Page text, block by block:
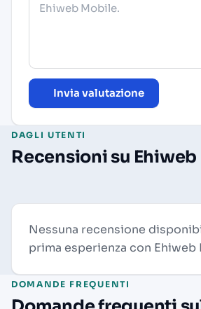
Invia valutazione
DAGLI UTENTI
Recensioni su
Nessuna recensione
prima esperienza con Ehiweb
DOMANDE FREQUENTI